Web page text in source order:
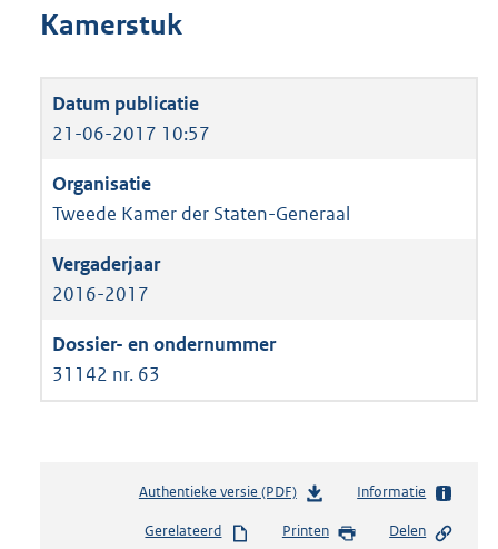
Kamerstuk
21-06-2017 10:57
Tweede Kamer der Staten-Generaal
2016-2017
31142 nr. 63
Authentieke versie (PDF)b
s
Informatie
Gerelateerd Printen Delen